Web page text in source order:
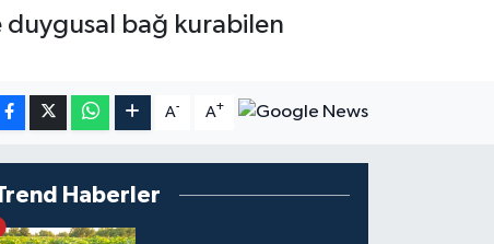
duygusal bağ kurabilen
A- A+
Haberler